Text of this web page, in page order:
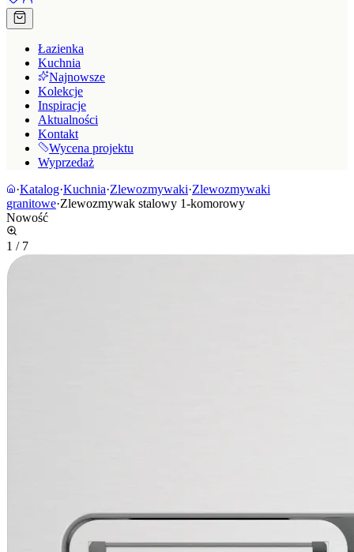
Łazienka
Kuchnia
Najnowsze
Kolekcje
Inspiracje
Aktualności
Kontakt
Wycena projektu
Wyprzedaż
·Katalog·Kuchnia·Zlewozmywaki·Zlewozmywaki
granitowe·Zlewozmywak stalowy 1-komorowy
Nowość
1 / 7